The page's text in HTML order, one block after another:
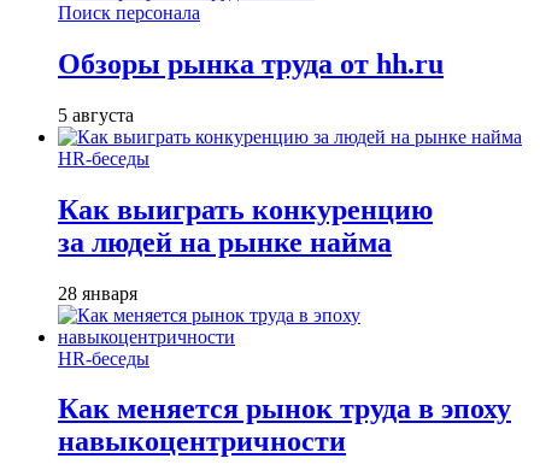
Поиск персонала
Обзоры рынка труда от hh.ru
5 августа
HR-беседы
Как выиграть конкуренцию
за людей на рынке найма
28 января
HR-беседы
Как меняется рынок труда в эпоху
навыкоцентричности